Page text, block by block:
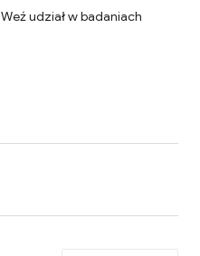
Weź udział w badaniach